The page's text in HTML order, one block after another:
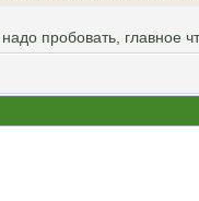
пробовать, главное